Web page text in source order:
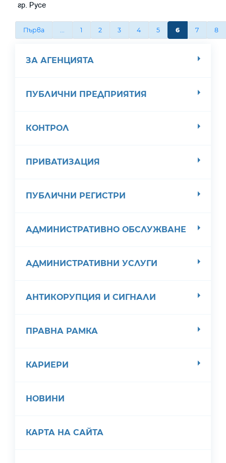
гр. Русе
Първа 1 2 3 4 5 6 7 8
ЗА АГЕНЦИЯТА
ПУБЛИЧНИ ПРЕДПРИЯТИЯ
КОНТРОЛ
ПРИВАТИЗАЦИЯ
ПУБЛИЧНИ РЕГИСТРИ
АДМИНИСТРАТИВНО ОБСЛУЖВАНЕ
АДМИНИСТРАТИВНИ УСЛУГИ
АНТИКОРУПЦИЯ И СИГНАЛИ
ПРАВНА РАМКА
КАРИЕРИ
НОВИНИ
КАРТА НА САЙТА